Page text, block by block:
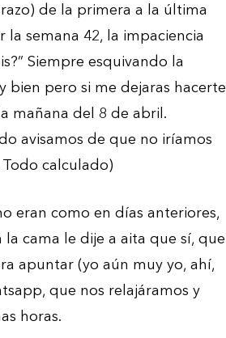
de la primera a la última
semana 42, la impaciencia
Siempre esquivando la
pero si me dejaras hacerte
mañana del 8 de abril.
avisamos de que no iríamos
calculado)
eran como en días anteriores,
cama le dije a aita que sí, que
apuntar (yo aún muy yo, ahí,
que nos relajáramos y
horas.